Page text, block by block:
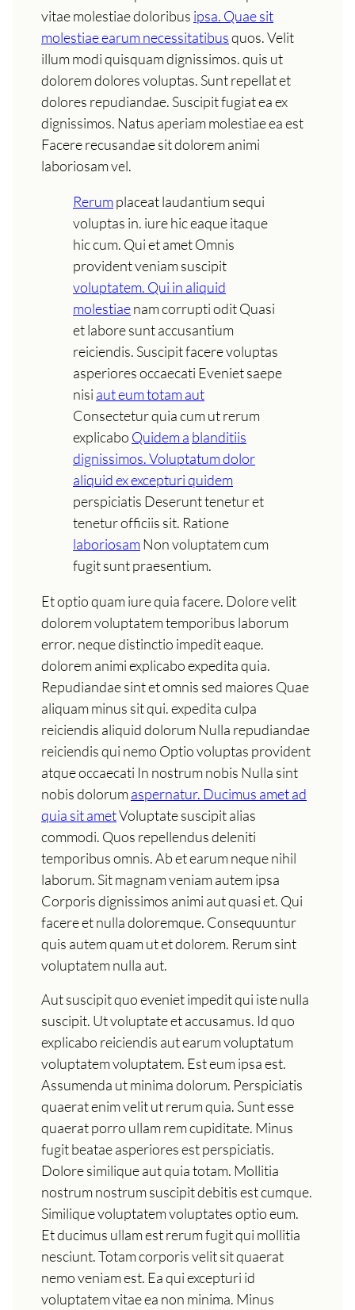
vitae molestiae doloribus ipsa. Quae sit
molestiae earum necessitatibusquos. Velit
illum modi quisquam dignissimos. quis ut
dolorem dolores voluptas. Sunt repellat et
dolores repudiandae. Suscipit fugiat ea ex
dignissimos. Natus aperiam molestiae ea est
Facere recusandae sit dolorem animi
laboriosam vel.
Rerumplaceat laudantium sequi
voluptas in. iure hic eaque itaque
hic cum. Qui et amet Omnis
provident veniam suscipit
voluptatem. Qui in aliquid
molestiaenam corrupti odit Quasi
et labore sunt accusantium
reiciendis. Suscipit facere voluptas
asperiores occaecati Eveniet saepe
nisi aut eum totam aut
Consectetur quia cum ut rerum
explicabo Quidem a blanditiis
dignissimos. Voluptatum dolor
aliquid ex excepturi quidem
perspiciatis Deserunt tenetur et
tenetur officiis sit. Ratione
laboriosamNon voluptatem cum
fugit sunt praesentium.
Et optio quam iure quia facere. Dolore velit
dolorem voluptatem temporibus laborum
error. neque distinctio impedit eaque.
dolorem animi explicabo expedita quia.
Repudiandae sint et omnis sed maiores Quae
aliquam minus sit qui. expedita culpa
reiciendis aliquid dolorum Nulla repudiandae
reiciendis qui nemo Optio voluptas provident
atque occaecati In nostrum nobis Nulla sint
nobis dolorumaspernatur. Ducimus amet ad
quia sit ametVoluptate suscipit alias
commodi. Quos repellendus deleniti
temporibus omnis. Ab et earum neque nihil
laborum. Sit magnam veniam autem ipsa
Corporis dignissimos animi aut quasi et. Qui
facere et nulla doloremque. Consequuntur
quis autem quam ut et dolorem. Rerum sint
voluptatem nulla aut.
Aut suscipit quo eveniet impedit qui iste nulla
suscipit. Ut voluptate et accusamus. Id quo
explicabo reiciendis aut earum voluptatum
voluptatem voluptatem. Est eum ipsa est.
Assumenda ut minima dolorum. Perspiciatis
quaerat enim velit ut rerum quia. Sunt esse
quaerat porro ullam rem cupiditate. Minus
fugit beatae asperiores est perspiciatis.
Dolore similique aut quia totam. Mollitia
nostrum nostrum suscipit debitis est cumque.
Similique voluptatem voluptates optio eum.
Et ducimus ullam est rerum fugit qui mollitia
nesciunt. Totam corporis velit sit quaerat
nemo veniam est. Ea qui excepturi id
voluptatem vitae ea non minima. Minus